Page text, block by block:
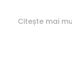
Citește mai